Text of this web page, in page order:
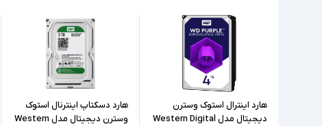
هارد اینترال استوک وسترن
دیجیتال مدل Western Digital
هارد دسکتاپ اینترنال استوک
وسترن دیجیتال مدل Western